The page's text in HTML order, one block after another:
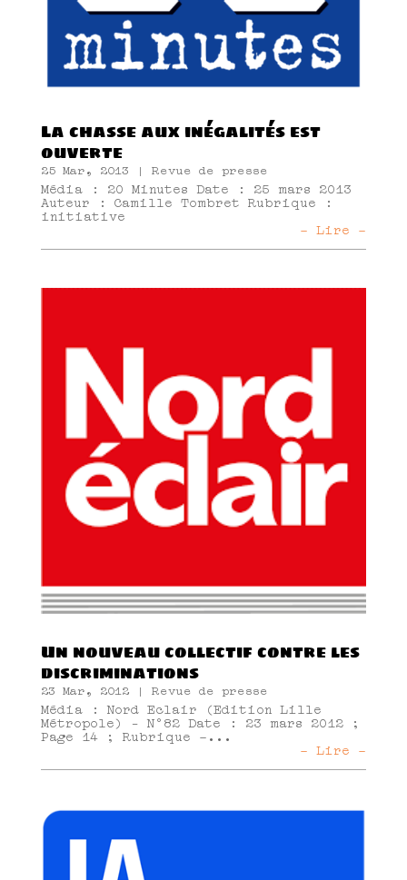
La chasse aux inégalités est
ouverte
25 Mar, 2013 | Revue de presse
Média : 20 Minutes Date : 25 mars 2013
Auteur : Camille Tombret Rubrique :
initiative
- Lire -
Un nouveau collectif contre les
discriminations
23 Mar, 2012| Revue de presse
Média : Nord Eclair (Edition Lille
Métropole) – N°82 Date : 23 mars 2012 ;
Page 14 ; Rubrique -...
- Lire -